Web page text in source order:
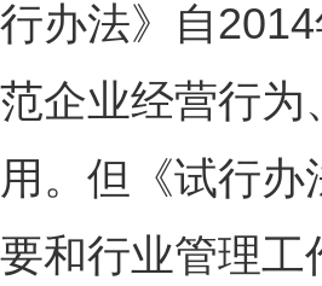
法》自2014
企业经营行
。但《试行
和行业管理